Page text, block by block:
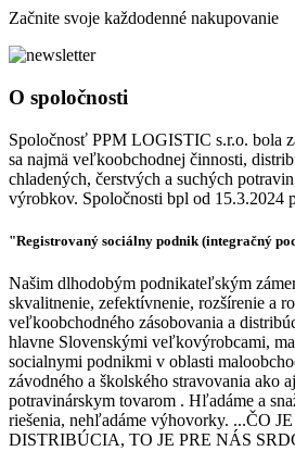
Začnite svoje každodenné nakupovanie
O spoločnosti
Spoločnosť PPM LOGISTIC s.r.o. bola
sa najmä veľkoobchodnej činnosti,
chladených, čerstvých a suchých
výrobkov. Spoločnosti bpl od 15.3.2024
"Registrovaný sociálny podnik (integračný
Našim dlhodobým podnikateľským
skvalitnenie, zefektívnenie, rozšírenie a
veľkoobchodného zásobovania a
hlavne Slovenskými veľkovýrobcami,
socialnymi podnikmi v oblasti
závodného a školského stravovania ako
potravinárskym tovarom . Hľadáme a
riešenia, nehľadáme výhovorky. ...ČO
DISTRIBÚCIA, TO JE PRE NÁS